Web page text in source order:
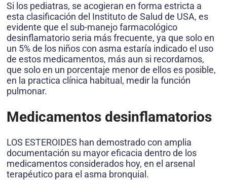
Si los pediatras, se acogieran en forma estricta a
esta clasificación del Instituto de Salud de USA, es
evidente que el sub-manejo farmacológico
desinflamatorio seria más frecuente, ya que solo en
un 5% de los niños con asma estaría indicado el uso
de estos medicamentos, más aun si recordamos,
que solo en un porcentaje menor de ellos es posible,
en la practica clínica habitual, medir la función
pulmonar.
Medicamentos desinflamatorios
LOS ESTEROIDES han demostrado con amplia
documentación su mayor eficacia dentro de los
medicamentos considerados hoy, en el arsenal
terapéutico para el asma bronquial.